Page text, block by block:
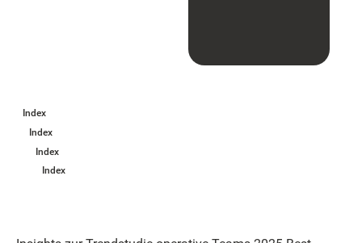
Index
Index
Index
Index